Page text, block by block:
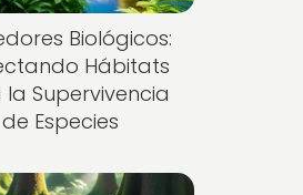
Biológicos:
Hábitats
Supervivencia
de Especies